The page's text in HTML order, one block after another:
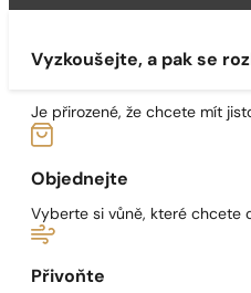
Vyzkoušejte, a pak se
Je přirozené, že chcete mít
Objednejte
Vyberte si vůně, které chcete
Přivoňte